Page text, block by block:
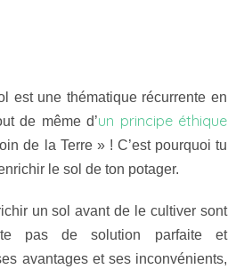
est une thématique récurrente en
de même d’un principe éthique
de la Terre » ! C’est pourquoi tu
le sol de ton potager.
un sol avant de le cultiver sont
pas de solution parfaite et
avantages et ses inconvénients,